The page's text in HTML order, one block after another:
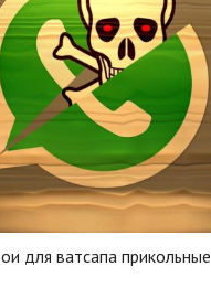
для ватсапа прикольные